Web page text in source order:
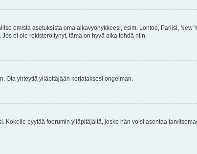
omista asetuksista oma aikavyöhykkeesi, esim. Lontoo, Pariisi, New
et ole rekisteröitynyt, tämä on hyvä aika tehdä niin.
Ota yhteyttä ylläpitäjään korjataksesi ongelman.
pyytää foorumin ylläpitäjältä, josko hän voisi asentaa